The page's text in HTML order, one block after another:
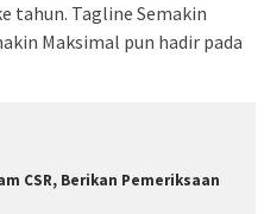
tahun. Tagline Semakin
Maksimal pun hadir pada
CSR, Berikan Pemeriksaan